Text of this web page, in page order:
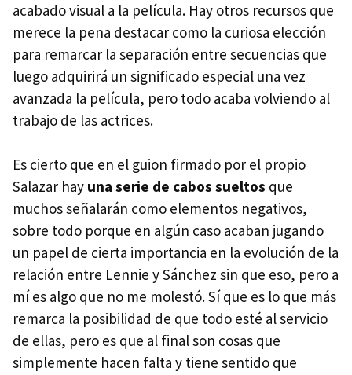
acabado visual a la película. Hay otros recursos que
merece la pena destacar como la curiosa elección
para remarcar la separación entre secuencias que
luego adquirirá un significado especial una vez
avanzada la película, pero todo acaba volviendo al
trabajo de las actrices.
Es cierto que en el guion firmado por el propio
Salazar hay una serie de cabos sueltos que
muchos señalarán como elementos negativos,
sobre todo porque en algún caso acaban jugando
un papel de cierta importancia en la evolución de la
relación entre Lennie y Sánchez sin que eso, pero a
mí es algo que no me molestó. Sí que es lo que más
remarca la posibilidad de que todo esté al servicio
de ellas, pero es que al final son cosas que
simplemente hacen falta y tiene sentido que